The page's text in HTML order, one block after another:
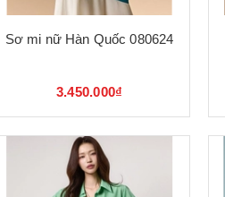
Sơ mi nữ Hàn Quốc 080624
3.450.000₫